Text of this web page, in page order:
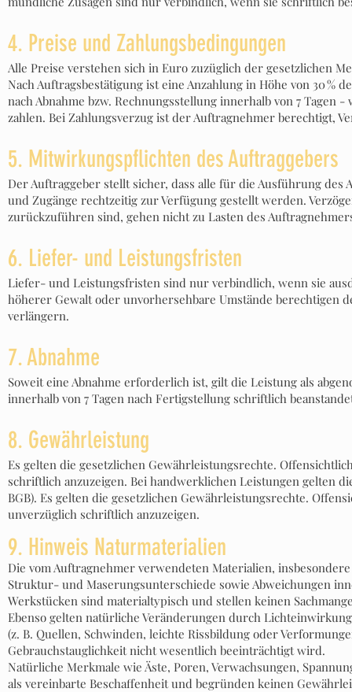
4. Preise und Zahlungsbedingungen
Alle Preise verstehen sich in Euro zuzüglich der gesetzlichen
Nach Auftragsbestätigung ist eine Anzahlung in Höhe von 30 %
nach Abnahme bzw. Rechnungsstellung innerhalb von 7 Tagen
zahlen. Bei Zahlungsverzug ist der Auftragnehmer berechtigt,
5. Mitwirkungspflichten des Auftraggebers
Der Auftraggeber stellt sicher, dass alle für die Ausführung
und Zugänge rechtzeitig zur Verfügung gestellt werden.
zurückzuführen sind, gehen nicht zu Lasten des
6. Liefer- und Leistungsfristen
Liefer- und Leistungsfristen sind nur verbindlich, wenn sie
höherer Gewalt oder unvorhersehbare Umstände berechtigen
verlängern.
7. Abnahme
Soweit eine Abnahme erforderlich ist, gilt die Leistung als
innerhalb von 7 Tagen nach Fertigstellung schriftlich
8. Gewährleistung
Es gelten die gesetzlichen Gewährleistungsrechte.
schriftlich anzuzeigen. Bei handwerklichen Leistungen gelten
BGB). Es gelten die gesetzlichen Gewährleistungsrechte.
unverzüglich schriftlich anzuzeigen.
9. Hinweis Naturmaterialien
Die vom Auftragnehmer verwendeten Materialien,
Struktur- und Maserungsunterschiede sowie Abweichungen
Werkstücken sind materialtypisch und stellen keinen
Ebenso gelten natürliche Veränderungen durch
(z. B. Quellen, Schwinden, leichte Rissbildung oder
Gebrauchstauglichkeit nicht wesentlich beeinträchtigt wird.
Natürliche Merkmale wie Äste, Poren, Verwachsungen,
als vereinbarte Beschaffenheit und begründen keinen